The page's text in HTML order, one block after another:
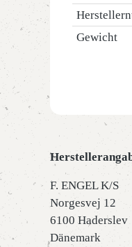
Gewicht
F. ENGEL K/S
Norgesvej 12
6100 Haderslev
Dänemark